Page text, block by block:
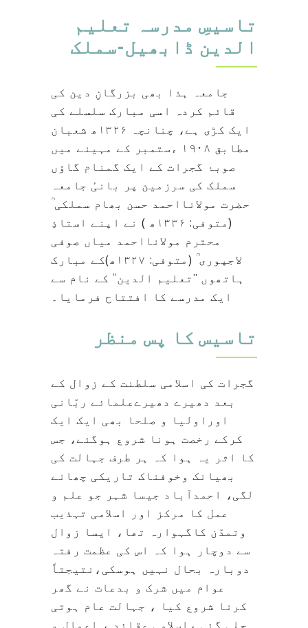
تاسیسِ مدرسہ تعلیم
الدین ڈابھیل-سملک
جامعہ ہذا بھی بزرگانِ دین کی
قائم کردہ اسی مبارک سلسلے کی
ایک کڑی ہے، چنانچہ ۱۳۲۶ھ شعبان
مطابق ۱۹۰۸ ءستمبر کے مہینے میں
صوبۂ گجرات کے ایک گمنام گاؤں
سملک کی سرزمین پر بانیٔ جامعہ
حضرت مولانااحمد حسن بھام سملکی ؒ
(متوفی: ۱۳۳۶ھ ) نے اپنے استاذِ
محترم مولانااحمد میاں صوفی
لاجپوری ؒ (متوفی: ۱۳۲۷ھ)کے مبارک
ہاتھوں ’’تعلیم الدین‘‘ کے نام سے
ایک مدرسے کا افتتاح فرمایا۔
تاسیس کا پس منظر
گجرات کی اسلامی سلطنت کے زوال کے
بعد دھیرے دھیرےعلمائے ربّانی
اوراولیا و صلحا بھی ایک ایک
کرکے رخصت ہونا شروع ہوگئے، جس
کا اثر یہ ہوا کہ ہر طرف جہالت کی
بھیانک وخوفناک تاریکی چھانے
لگی، احمدآباد جیسا شہر جو علم و
عمل کا مرکز اور اسلامی تہذیب
وتمدّن کاگہوارہ تھا، ایسا زوال
سے دوچار ہوا کہ اس کی عظمت رفتہ
دوبارہ بحال نہیں ہوسکی،نتیجتاً
عوام میں شرک و بدعات نے گھر
کرنا شروع کیا ، جہالت عام ہوتی
چلی گئی ،اسلامی عقائد ، اعمال و